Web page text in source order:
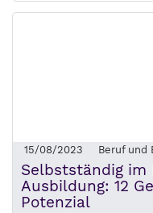
15/08/2023 Beruf und
Selbstständig im
Ausbildung: 12
Potenzial